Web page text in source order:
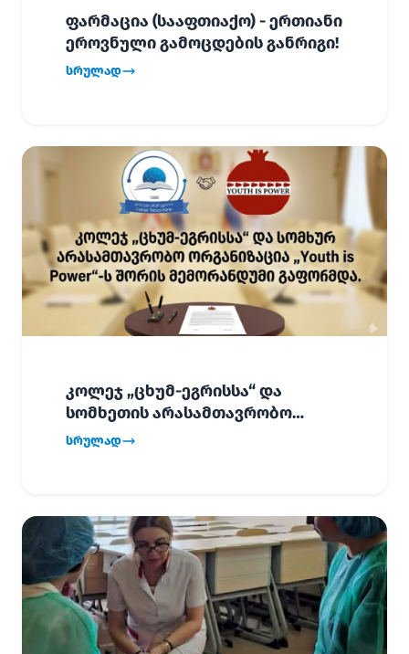
ფარმაცია (სააფთიაქო) - ერთიანი
ეროვნული გამოცდების განრიგი!
სრულად
კოლეჯ „ცხუმ-ეგრისსა“ და
სომხეთის არასამთავრობო
ორგანიზაცია „Youth is Power“-ს
სრულად